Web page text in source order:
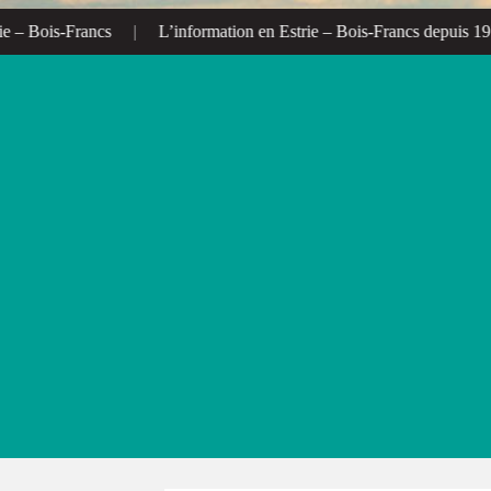
Francs | L’information en Estrie – Bois-Francs depuis 1972